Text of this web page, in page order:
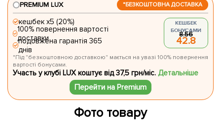
*БЕЗКОШТОВНА ДОСТАВКА
PREMIUM LUX
кешбек х5 (20%)
100% повернення вартості
доставки
подовжена гарантія 365
днів
КЕШБЕК
БОНУСАМИ
8.56
42.8
*Під "безкоштовною доставкою" мається на увазі 100% повернення
вартості бонусами.
Участь у клубі LUX коштує від 37,5 грн/міс.Детальніше
Перейти на Premium
Фото товару